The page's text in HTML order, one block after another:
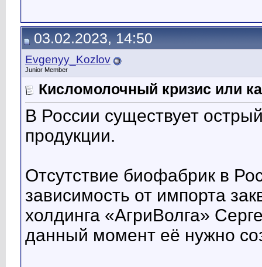
03.02.2023, 14:50
Evgenyy_Kozlov
Junior Member
Кисломолочный кризис или
В России существует
продукции.
Отсутствие биофабрик в
зависимость от импорта
холдинга «АгриВолга»
данный момент её нужно